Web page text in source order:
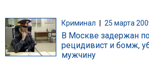
Криминал 25 марта
В Москве задержан
рецидивист и бомж,
мужчину